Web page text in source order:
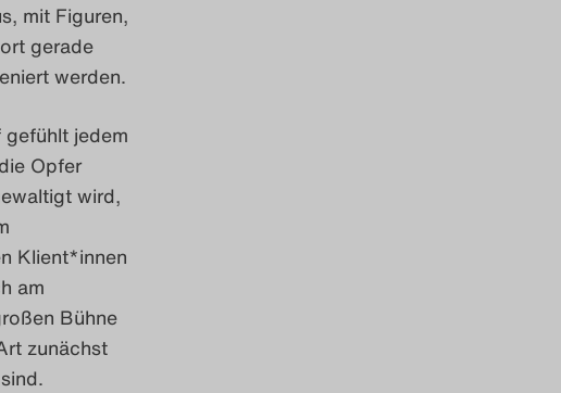
mit Figuren,
gerade
werden.
gefühlt jedem
Opfer
wird,
Klient*innen
am
Bühne
zunächst